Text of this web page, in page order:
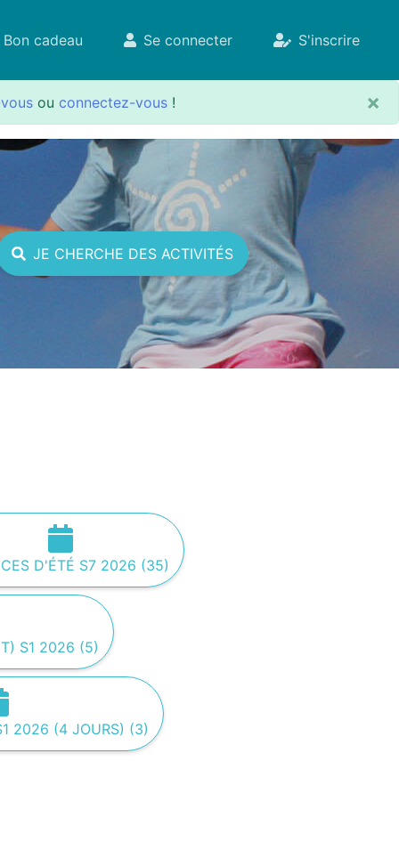
Bon cadeau Se connecter S'inscrire
ou connectez-vous ! ×
JE CHERCHE DES ACTIVITÉS
D'ÉTÉ S7 2026 (35)
S1 2026 (5)
2026 (4 JOURS) (3)